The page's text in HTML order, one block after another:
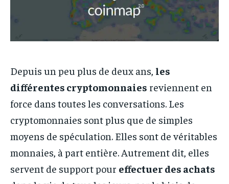
Depuis un peu plus de deux ans, les
différentes cryptomonnaies reviennent en
force dans toutes les conversations. Les
cryptomonnaies sont plus que de simples
moyens de spéculation. Elles sont de véritables
monnaies, à part entière. Autrement dit, elles
servent de support pour effectuer des achats